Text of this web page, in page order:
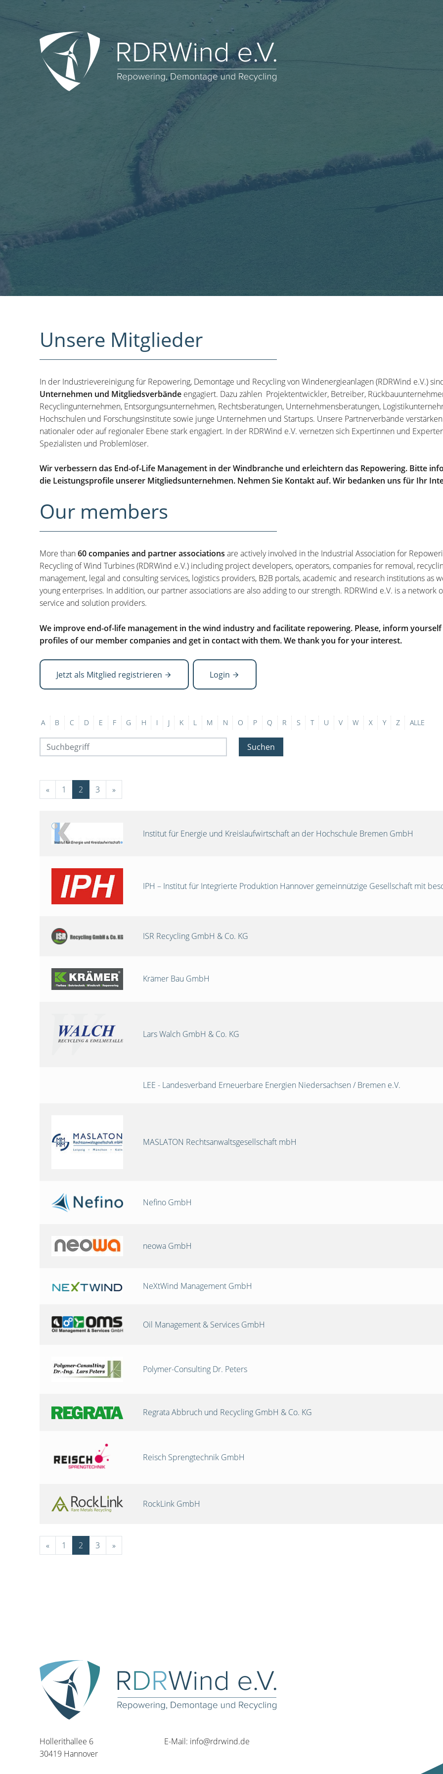
Unsere Mitglieder
In der Industrievereinigung für Repowering, Demontage und Recycling von Windenergieanlagen (RDRWind e.V.)
Unternehmen und Mitgliedsverbände engagiert. Dazu zählen Projektentwickler, Betreiber,
Recyclingunternehmen, Entsorgungsunternehmen, Rechtsberatungen, Unternehmensberatungen,
Hochschulen und Forschungsinstitute sowie junge Unternehmen und Startups. Unsere Partnerverbände
nationaler oder auf regionaler Ebene stark engagiert. In der RDRWind e.V. vernetzen sich Expertinnen und
Spezialisten und Problemlöser.
Wir verbessern das End-of-Life Management in der Windbranche und erleichtern das Repowering. Bitte
die Leistungsprofile unserer Mitgliedsunternehmen. Nehmen Sie Kontakt auf. Wir bedanken uns für Ihr
Our members
More than60 companies and partner associations are actively involved in the Industrial Association for
Recycling of Wind Turbines (RDRWind e.V.) including project developers, operators, companies for removal,
management, legal and consulting services, logistics providers, B2B portals, academic and research institutions as
young enterprises. In addition, our partner associations are also adding to our strength. RDRWind e.V. is a network
service and solution providers.
We improve end-of-life management in the wind industry and facilitate repowering. Please, inform
profiles of our member companies and get in contact with them. We thank you for your interest.
Jetzt als Mitglied registrieren Login
A B C D E F G H I J K L M N O P Q R S T U V W X Y Z ALLE
Suchen
« 1 2 3 »
Institut für Energie und Kreislaufwirtschaft an der Hochschule Bremen GmbH
IPH – Institut für Integrierte Produktion Hannover gemeinnützige Gesellschaft mit
ISR Recycling GmbH & Co. KG
Krämer Bau GmbH
Lars Walch GmbH & Co. KG
LEE - Landesverband Erneuerbare Energien Niedersachsen / Bremen e.V.
MASLATON Rechtsanwaltsgesellschaft mbH
Nefino GmbH
neowa GmbH
NeXtWind Management GmbH
Oil Management & Services GmbH
Polymer-Consulting Dr. Peters
Regrata Abbruch und Recycling GmbH & Co. KG
Reisch Sprengtechnik GmbH
RockLink GmbH
« 1 2 3 »
Hollerithallee 6
30419 Hannover
E-Mail: info@rdrwind.de